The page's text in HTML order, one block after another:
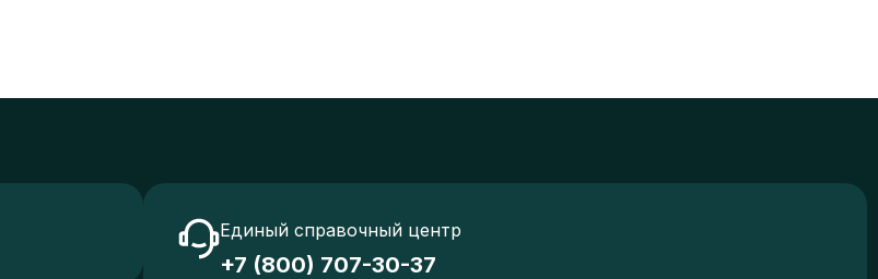
Единый справочный центр
+7 (800) 707-30-37